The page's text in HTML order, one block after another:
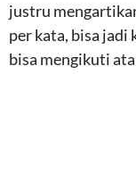
justru
per kata, bisa jadi
bisa mengikuti